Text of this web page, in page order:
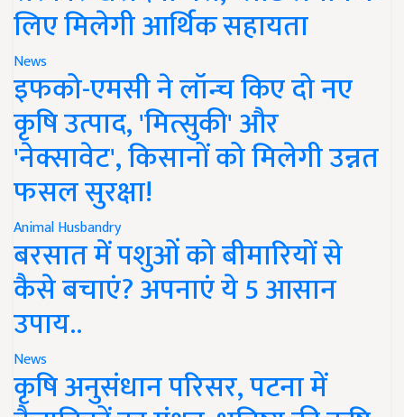
लिए मिलेगी आर्थिक सहायता
News
इफको-एमसी ने लॉन्च किए दो नए
कृषि उत्पाद, 'मित्सुकी' और
'नेक्सावेट', किसानों को मिलेगी उन्नत
फसल सुरक्षा!
Animal Husbandry
बरसात में पशुओं को बीमारियों से
कैसे बचाएं? अपनाएं ये 5 आसान
उपाय..
News
कृषि अनुसंधान परिसर, पटना में